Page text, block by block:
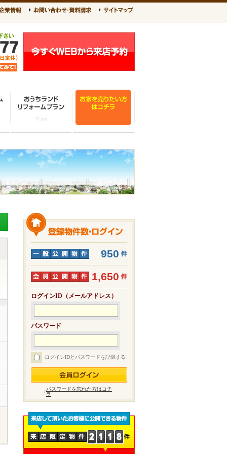
950
1,650
ログインID（メールアドレス）
パスワード
ログインIDとパスワードを記憶する
パスワードを忘れた方はコチ
ラ